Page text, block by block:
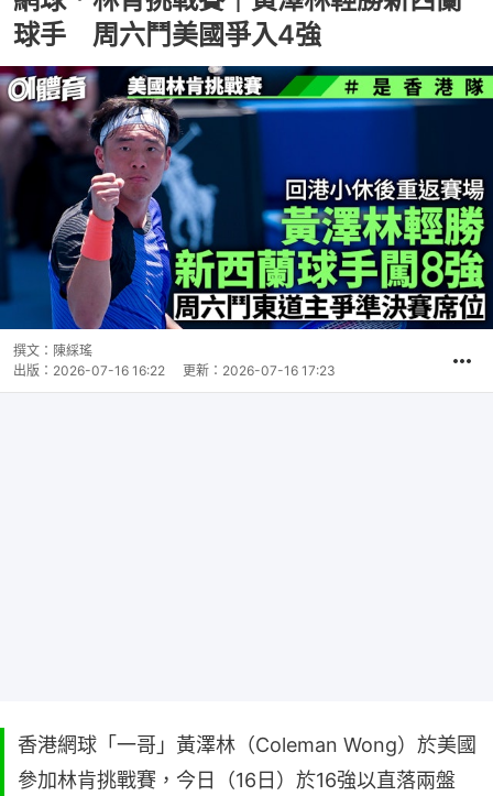
球手 周六鬥美國爭入4強
撰文： 陳綵瑤
出版： 2026-07-16 16:22 更新： 2026-07-16 17:23
香港網球「一哥」黃澤林（Coleman Wong）於美國
參加林肯挑戰賽，今日（16日）於16強以直落兩盤